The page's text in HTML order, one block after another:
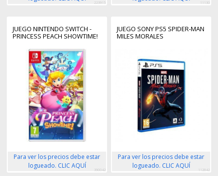
223915 11130
JUEGO NINTENDO SWITCH -
PRINCESS PEACH SHOWTIME!
Para ver los precios debe estar
logueado. CLIC AQUÍ
390042
JUEGO SONY PS5 SPIDER-MAN
MILES MORALES
Para ver los precios debe estar
logueado. CLIC AQUÍ
112842